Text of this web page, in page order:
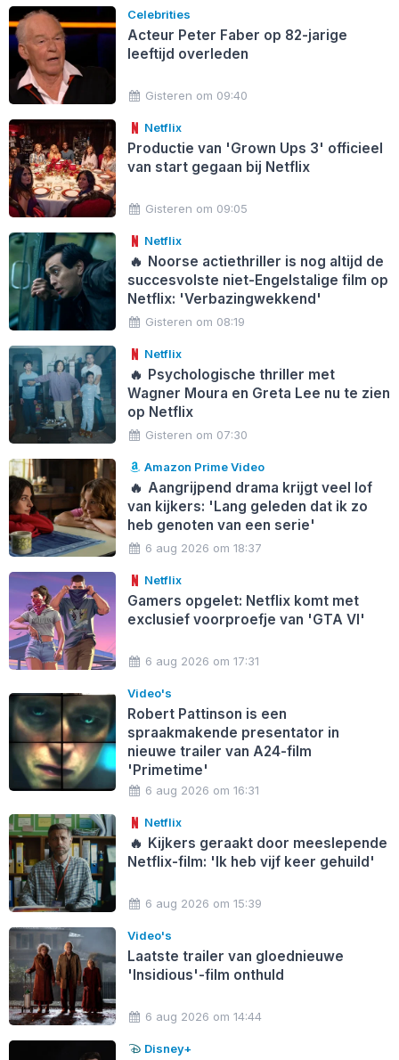
Celebrities
Acteur Peter Faber op 82-jarige
leeftijd overleden
Gisteren om 09:40
Netflix
Productie van 'Grown Ups 3' officieel
van start gegaan bij Netflix
Gisteren om 09:05
Netflix
🔥 Noorse actiethriller is nog altijd de
succesvolste niet-Engelstalige film op
Netflix: 'Verbazingwekkend'
Gisteren om 08:19
Netflix
🔥 Psychologische thriller met
Wagner Moura en Greta Lee nu te zien
op Netflix
Gisteren om 07:30
Amazon Prime Video
🔥 Aangrijpend drama krijgt veel lof
van kijkers: 'Lang geleden dat ik zo
heb genoten van een serie'
6 aug 2026 om 18:37
Netflix
Gamers opgelet: Netflix komt met
exclusief voorproefje van 'GTA VI'
6 aug 2026 om 17:31
Video's
Robert Pattinson is een
spraakmakende presentator in
nieuwe trailer van A24-film
'Primetime'
6 aug 2026 om 16:31
Netflix
🔥 Kijkers geraakt door meeslepende
Netflix-film: 'Ik heb vijf keer gehuild'
6 aug 2026 om 15:39
Video's
Laatste trailer van gloednieuwe
'Insidious'-film onthuld
6 aug 2026 om 14:44
Disney+